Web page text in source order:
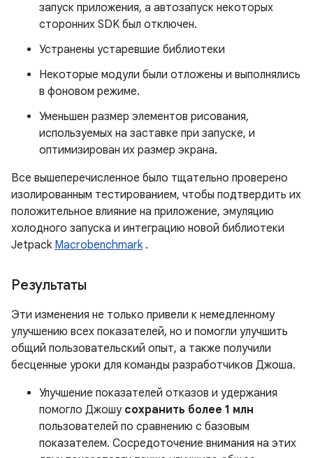
запуск приложения, а автозапуск некоторых
сторонних SDK был отключен.
Устранены устаревшие библиотеки
Некоторые модули были отложены и выполнялись
в фоновом режиме.
Уменьшен размер элементов рисования,
используемых на заставке при запуске, и
оптимизирован их размер экрана.
Все вышеперечисленное было тщательно проверено
изолированным тестированием, чтобы подтвердить их
положительное влияние на приложение, эмуляцию
холодного запуска и интеграцию новой библиотеки
Jetpack Macrobenchmark.
Результаты
Эти изменения не только привели к немедленному
улучшению всех показателей, но и помогли улучшить
общий пользовательский опыт, а также получили
бесценные уроки для команды разработчиков Джоша.
Улучшение показателей отказов и удержания
помогло Джошу сохранить более 1 млн
пользователей по сравнению с базовым
показателем. Сосредоточение внимания на этих